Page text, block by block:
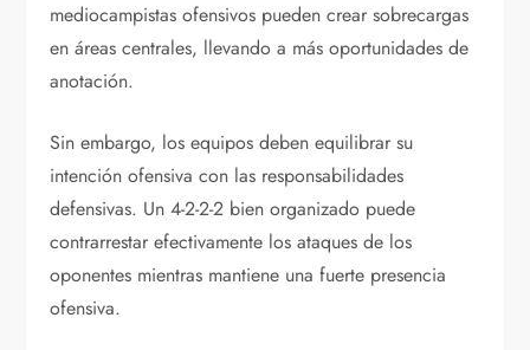
mediocampistas ofensivos pueden crear sobrecargas
en áreas centrales, llevando a más oportunidades de
anotación.
Sin embargo, los equipos deben equilibrar su
intención ofensiva con las responsabilidades
defensivas. Un 4-2-2-2 bien organizado puede
contrarrestar efectivamente los ataques de los
oponentes mientras mantiene una fuerte presencia
ofensiva.